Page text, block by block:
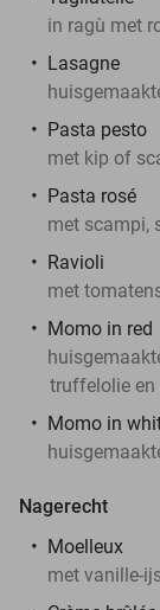
in ragù met
Lasagne
Pasta pesto
met kip of
Pasta rosé
met scampi,
Ravioli
met
Momo in red
truffelolie en
Momo in
Nagerecht
Moelleux
met vanille-